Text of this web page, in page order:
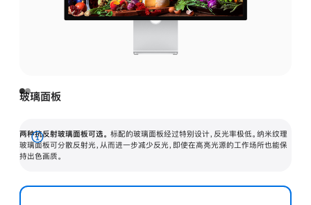
玻璃面板
两种抗反射玻璃面板可选。 标配的玻璃面板经过特别设计，反光率极低。纳米纹理
玻璃面板可分散反射光，从而进一步减少反光，即使在高亮光源的工作场所也能保
持出色画质。
展
开